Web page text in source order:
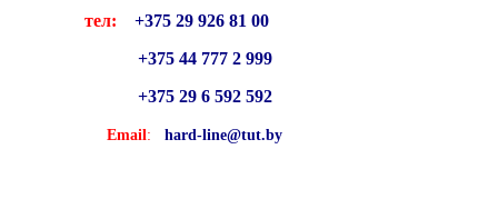
тел: +375 29 926 81 00
+375 44 777 2 999
+375 29 6 592 592
Email: hard-line@tut.by